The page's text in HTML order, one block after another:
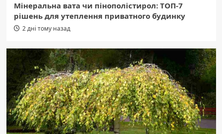
Мінеральна вата чи пінополістирол: ТОП-7
рішень для утеплення приватного будинку
2 дні тому назад